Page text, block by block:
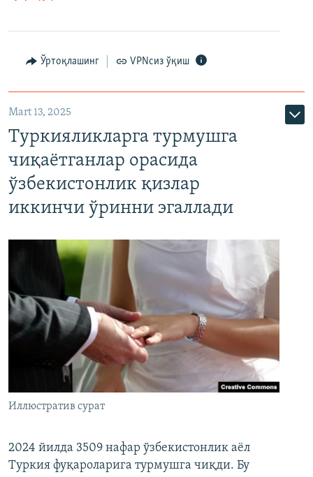
Ўртоқлашинг VPNсиз ўқиш
Mart 13, 2025
Туркияликларга турмушга
чиқаётганлар орасида
ўзбекистонлик қизлар
иккинчи ўринни эгаллади
Иллюстратив сурат
2024 йилда 3509 нафар ўзбекистонлик аёл
Туркия фуқароларига турмушга чиқди. Бу